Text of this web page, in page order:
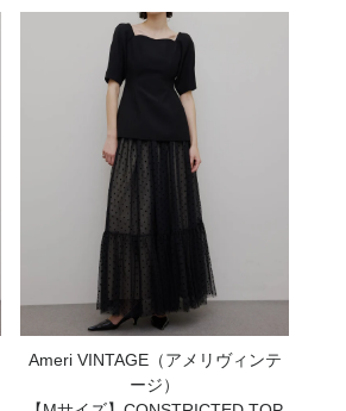
Ameri VINTAGE（アメリヴィンテ
ージ）